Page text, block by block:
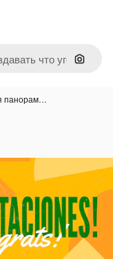
Поиск
панорам…